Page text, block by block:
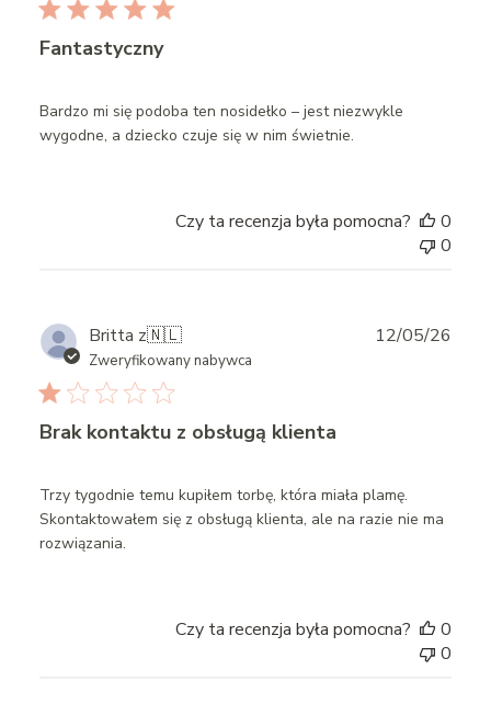
Fantastyczny
Bardzo mi się podoba ten nosidełko – jest niezwykle
wygodne, a dziecko czuje się w nim świetnie.
Czy ta recenzja była pomocna?
0
0
Britta z🇳🇱
Zweryfikowany nabywca
Brak kontaktu z obsługą klienta
Trzy tygodnie temu kupiłem torbę, która miała plamę.
Skontaktowałem się z obsługą klienta, ale na razie nie ma
rozwiązania.
12/05/26
Czy ta recenzja była pomocna?
0
0